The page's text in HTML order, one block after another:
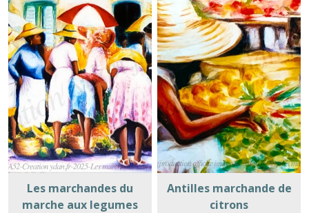
Les marchandes du
marche aux legumes
Antilles marchande de
citrons